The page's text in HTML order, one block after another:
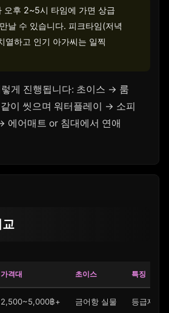
오후 2~5시 타임에 가면 상급
날 수 있습니다. 피크타임(저녁
열하고 인기 아가씨는 일찍
게 진행됩니다: 초이스 → 룸
이 씻으며 워터플레이 → 소피
에어매트 or 침대에서 연애
가격대 초이스 특징
2,500~5,000฿+ 금어항 실물 등급제(명